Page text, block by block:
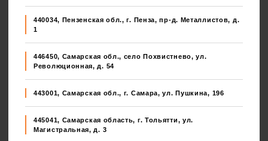
440034, Пензенская обл., г. Пенза, пр-д. Металлистов, д.
1
446450, Самарская обл., село Похвистнево, ул.
Революционная, д. 54
443001, Самарская обл., г. Самара, ул. Пушкина, 196
445041, Самарская область, г. Тольятти, ул.
Магистральная, д. 3